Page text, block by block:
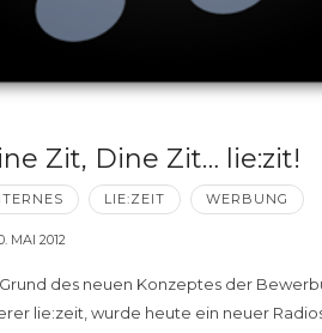
Zit, Dine Zit… lie:zit!
LIE:ZEIT WERBUNG
MAI 2012
des neuen Konzeptes der
lie:zeit, wurde heute ein neuer